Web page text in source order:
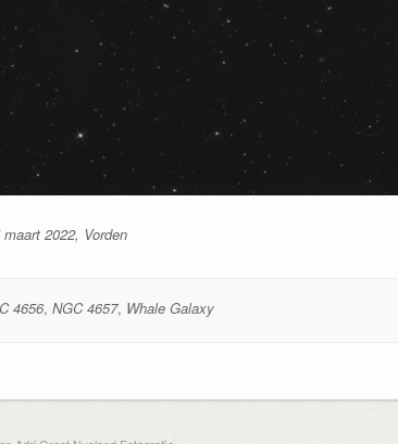
2022, Vorden
4656, NGC 4657, Whale Galaxy